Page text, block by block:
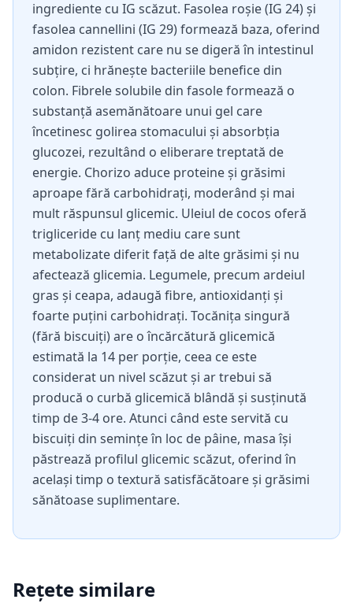
ingrediente cu IG scăzut. Fasolea roșie (IG 24) și
fasolea cannellini (IG 29) formează baza, oferind
amidon rezistent care nu se digeră în intestinul
subțire, ci hrănește bacteriile benefice din
colon. Fibrele solubile din fasole formează o
substanță asemănătoare unui gel care
încetinesc golirea stomacului și absorbția
glucozei, rezultând o eliberare treptată de
energie. Chorizo aduce proteine și grăsimi
aproape fără carbohidrați, moderând și mai
mult răspunsul glicemic. Uleiul de cocos oferă
trigliceride cu lanț mediu care sunt
metabolizate diferit față de alte grăsimi și nu
afectează glicemia. Legumele, precum ardeiul
gras și ceapa, adaugă fibre, antioxidanți și
foarte puțini carbohidrați. Tocănița singură
(fără biscuiți) are o încărcătură glicemică
estimată la 14 per porție, ceea ce este
considerat un nivel scăzut și ar trebui să
producă o curbă glicemică blândă și susținută
timp de 3-4 ore. Atunci când este servită cu
biscuiți din semințe în loc de pâine, masa își
păstrează profilul glicemic scăzut, oferind în
același timp o textură satisfăcătoare și grăsimi
sănătoase suplimentare.
Rețete similare